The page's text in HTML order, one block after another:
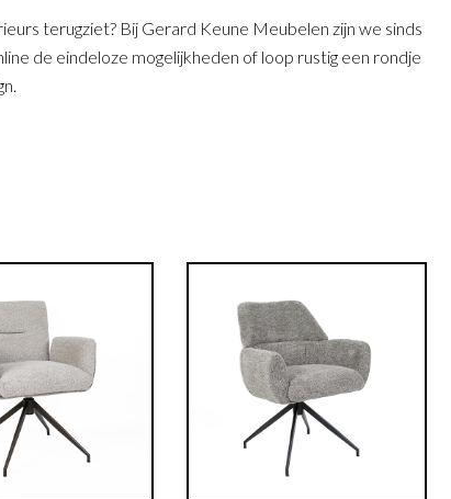
terugziet? Bij Gerard Keune Meubelen zijn we sinds
de eindeloze mogelijkheden of loop rustig een rondje